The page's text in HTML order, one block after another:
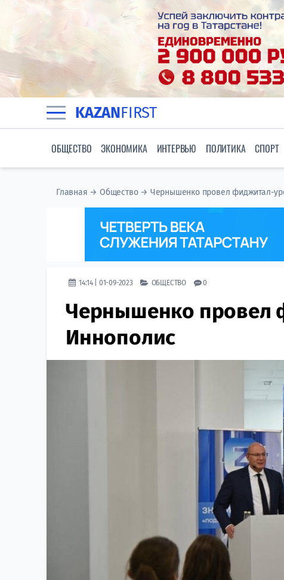
KAZANFIRST
ОБЩЕСТВО ЭКОНОМИКА ИНТЕРВЬЮ ПОЛИТИКА СПОРТ
Главная →Общество→ Чернышенко провел фиджитал-
14:14 | 01-09-2023 ОБЩЕСТВО 0
Чернышенко провел
Иннополис